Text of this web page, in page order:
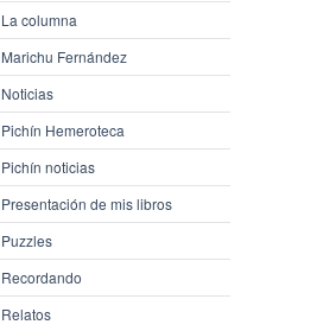
La columna
Marichu Fernández
Noticias
Pichín Hemeroteca
Pichín noticias
Presentación de mis libros
Puzzles
Recordando
Relatos